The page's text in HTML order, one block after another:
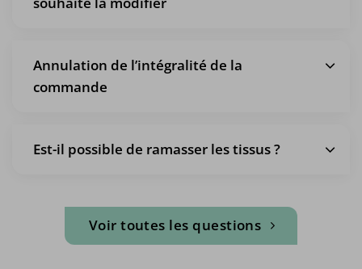
Annulation de l’intégralité de la
commande
Est-il possible de ramasser les tissus ?
Voir toutes les questions